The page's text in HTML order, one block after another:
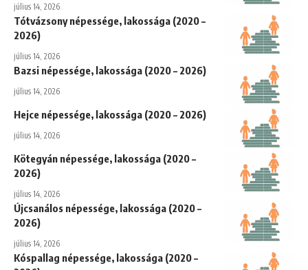
július 14, 2026
Tótvázsony népessége, lakossága (2020 –
2026)
július 14, 2026
Bazsi népessége, lakossága (2020 – 2026)
július 14, 2026
Hejce népessége, lakossága (2020 – 2026)
július 14, 2026
Kötegyán népessége, lakossága (2020 –
2026)
július 14, 2026
Újcsanálos népessége, lakossága (2020 –
2026)
július 14, 2026
Kóspallag népessége, lakossága (2020 –